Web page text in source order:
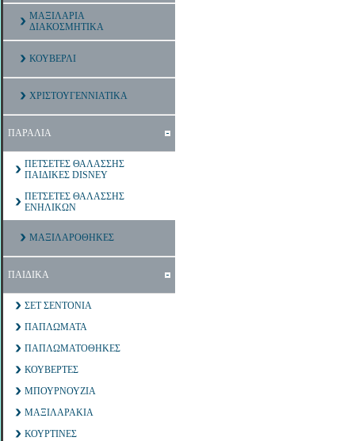
ΜΑΞΙΛΑΡΙΑ
ΔΙΑΚΟΣΜΗΤΙΚΑ
ΚΟΥΒΕΡΛΙ
ΧΡΙΣΤΟΥΓΕΝΝΙΑΤΙΚΑ
ΠΑΡΑΛΙΑ
ΠΕΤΣΕΤΕΣ ΘΑΛΑΣΣΗΣ
ΠΑΙΔΙΚΕΣ DISNEY
ΠΕΤΣΕΤΕΣ ΘΑΛΑΣΣΗΣ
ΕΝΗΛΙΚΩΝ
ΜΑΞΙΛΑΡΟΘΗΚΕΣ
ΠΑΙΔΙΚΑ
ΣΕΤ ΣΕΝΤΟΝΙΑ
ΠΑΠΛΩΜΑΤΑ
ΠΑΠΛΩΜΑΤΟΘΗΚΕΣ
ΚΟΥΒΕΡΤΕΣ
ΜΠΟΥΡΝΟΥΖΙΑ
ΜΑΞΙΛΑΡΑΚΙΑ
ΚΟΥΡΤΙΝΕΣ